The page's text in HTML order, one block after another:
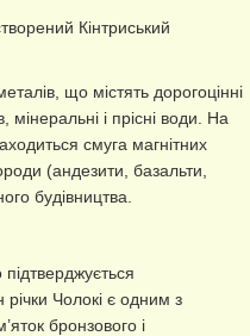
Кінтриський
що містять дорогоцінні
і прісні води. На
смуга магнітних
(андезити, базальти,
будівництва.
річки Чолокі є одним з
бронзового і